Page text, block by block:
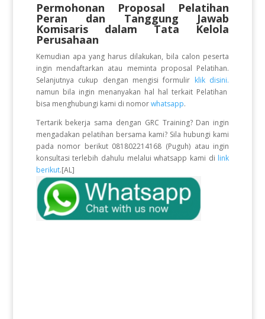
Permohonan Proposal Pelatihan
Peran dan Tanggung Jawab
Komisaris dalam Tata Kelola
Perusahaan
Kemudian apa yang harus dilakukan, bila calon peserta
ingin mendaftarkan atau meminta proposal Pelatihan.
Selanjutnya cukup dengan mengisi formulir klik disini.
namun bila ingin menanyakan hal hal terkait Pelatihan
bisa menghubungi kami di nomorwhatsapp.
Tertarik bekerja sama dengan GRC Training? Dan ingin
mengadakan pelatihan bersama kami? Sila hubungi kami
pada nomor berikut 081802214168 (Puguh) atau ingin
konsultasi terlebih dahulu melalui whatsapp kami di link
berikut.[AL]